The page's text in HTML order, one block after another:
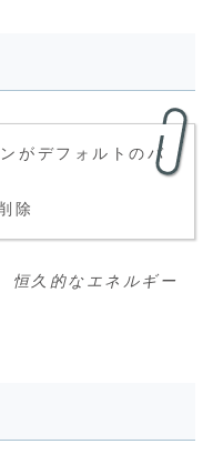
がデフォルトのバ
除
恒久的なエネルギー